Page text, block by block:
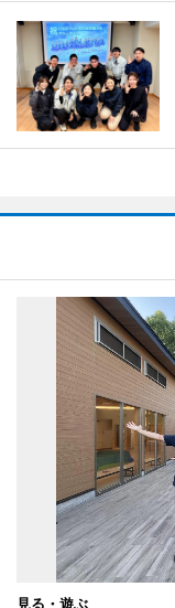
見る・遊ぶ